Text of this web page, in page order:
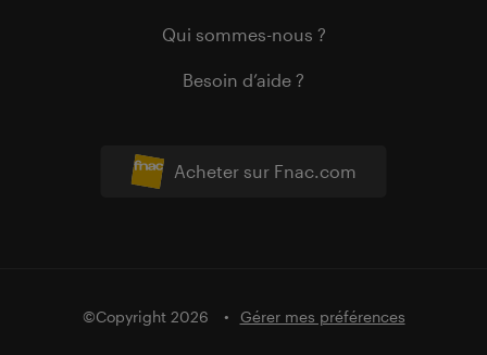
Acheter sur Fnac.com
Qui sommes-nous ?
Besoin d’aide ?
©Copyright 2026 Gérer mes préférences